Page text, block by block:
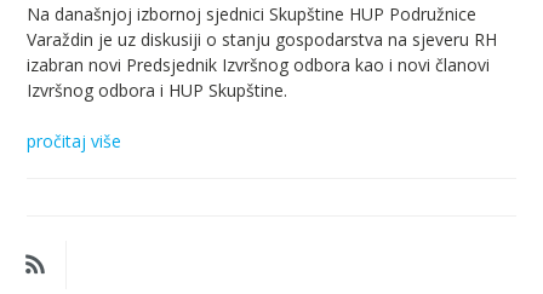
Na današnjoj izbornoj sjednici Skupštine HUP Podružnice
Varaždin je uz diskusiji o stanju gospodarstva na sjeveru RH
izabran novi Predsjednik Izvršnog odbora kao i novi članovi
Izvršnog odbora i HUP Skupštine.
pročitaj više